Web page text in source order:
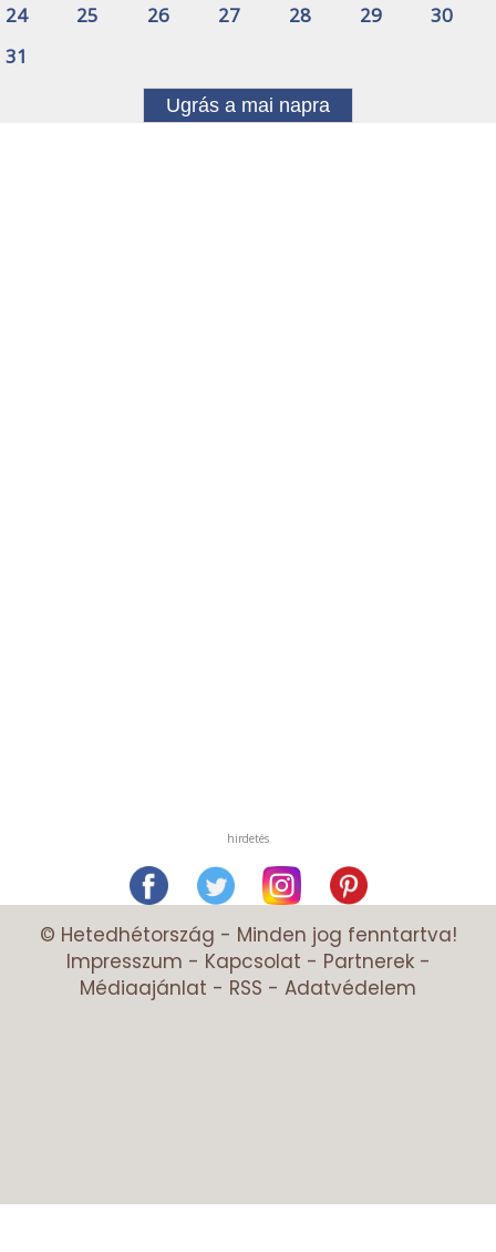
24
25 26 27 28 29
30
31
Ugrás a mai napra
hirdetés
© Hetedhétország - Minden jog fenntartva!
Impresszum - Kapcsolat - Partnerek-
Médiaajánlat - RSS - Adatvédelem